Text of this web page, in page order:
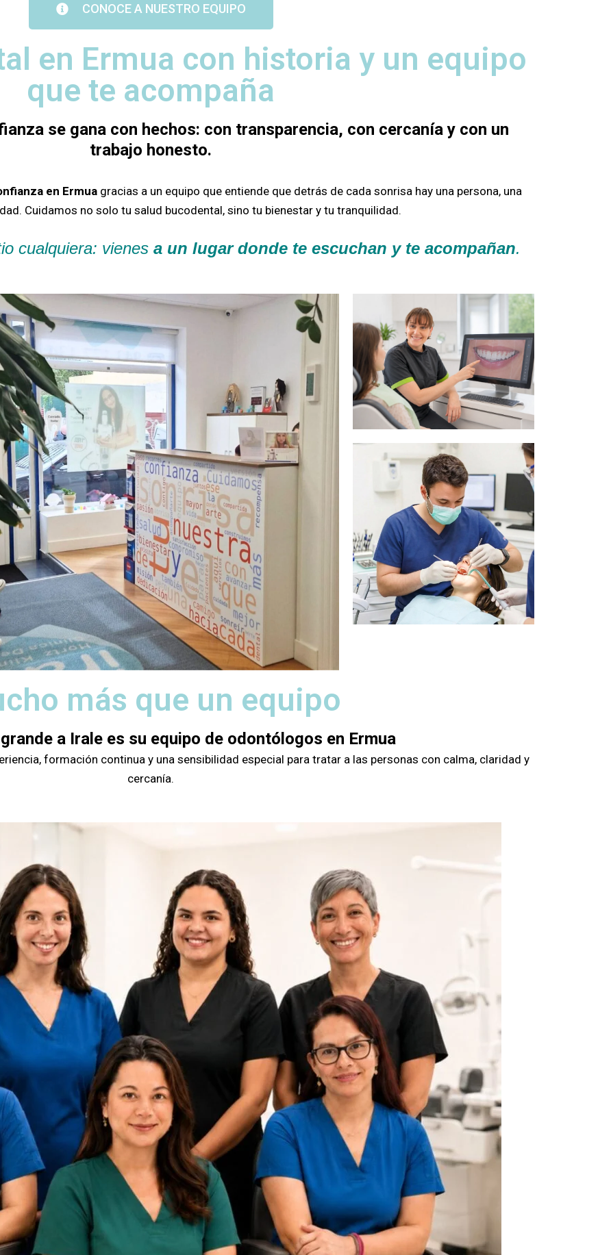
CONOCE A NUESTRO EQUIPO
en Ermua con historia y un equipo
que te acompaña
se gana con hechos: con transparencia, con cercanía y con un
trabajo honesto.
en Ermua gracias a un equipo que entiende que detrás de cada sonrisa hay una persona, una
Cuidamos no solo tu salud bucodental, sino tu bienestar y tu tranquilidad.
cualquiera: vienes a un lugar donde te escuchan y te acompañan.
más que un equipo
a Irale es su equipo de odontólogos en Ermua
formación continua y una sensibilidad especial para tratar a las personas con calma, claridad y
cercanía.